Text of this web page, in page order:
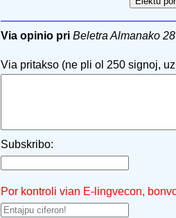
Via opinio pri Beletra Almanako 28
Via pritakso (ne pli ol 250 signoj,
Subskribo:
Por kontroli vian E-lingvecon,